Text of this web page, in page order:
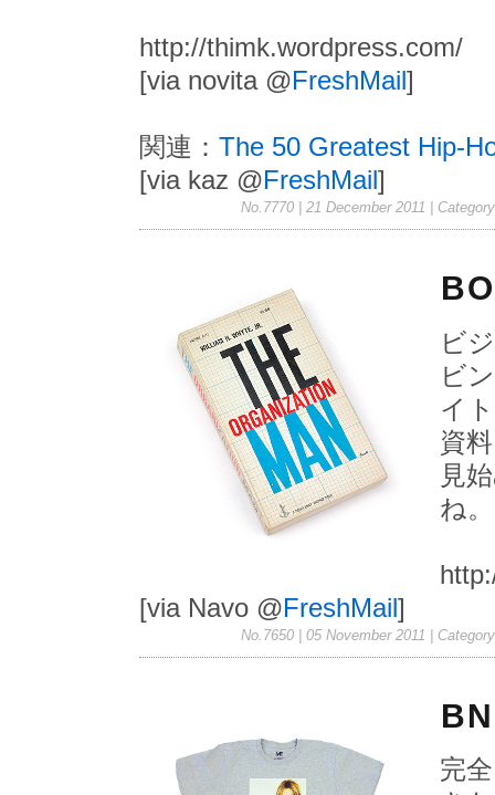
http://thimk.wordpress.com/
[via novita @FreshMail ]
関連： The 50 Greatest Hip-
[via kaz @FreshMail ]
No.7770 | 21 December 2011 |
ビ
ビ
イ
資
見
ね。
[via Navo @FreshMail]
No.7650 | 05 November 2011 |
完